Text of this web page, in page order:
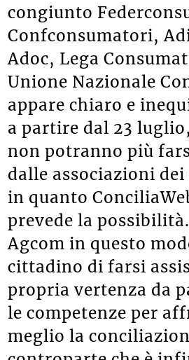
congiunto
Confconsumatori,
Adoc, Lega
Unione Nazionale
appare chiaro e
a partire dal 23
non potranno più
dalle associazioni
in quanto
prevede la
Agcom in questo
cittadino di farsi
propria vertenza da
le competenze per
meglio la